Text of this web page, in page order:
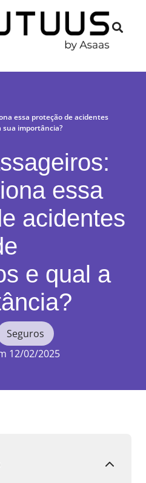
essa proteção de acidentes
sua importância?
essa
acidentes
e qual a
Seguros
12/02/2025